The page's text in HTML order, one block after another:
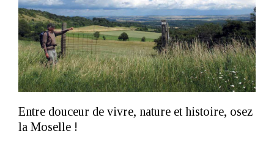
Entre douceur de vivre, nature et histoire, osez
la Moselle !